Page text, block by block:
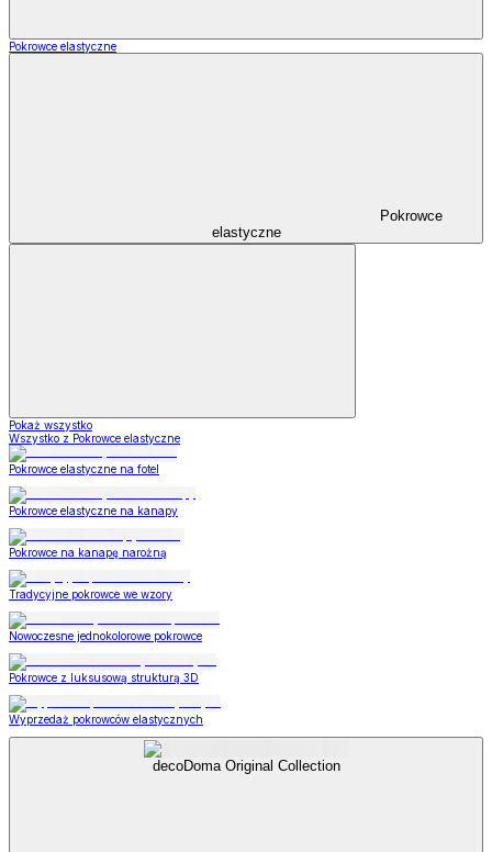
Pokrowce elastyczne
Pokrowce
elastyczne
Pokaż wszystko
Wszystko z Pokrowce elastyczne
Pokrowce elastyczne na fotel
Pokrowce elastyczne na kanapy
Pokrowce na kanapę narożną
Tradycyjne pokrowce we wzory
Nowoczesne jednokolorowe pokrowce
Pokrowce z luksusową strukturą 3D
Wyprzedaż pokrowców elastycznych
decoDoma Original Collection